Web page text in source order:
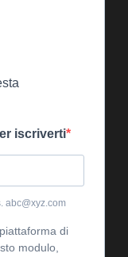
iscriverti
abc@xyz.com
di
modulo,